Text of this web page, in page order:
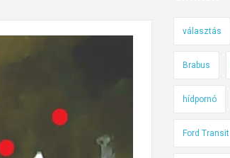
választás
Brabus
hídpornó
Ford Transit